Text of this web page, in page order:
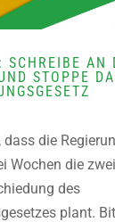
AN
STOPPE
dass die
Wochen die
des
plant.